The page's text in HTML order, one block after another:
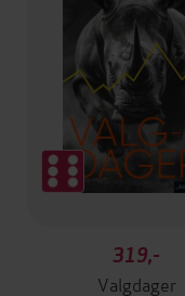
319,-
Valgdager